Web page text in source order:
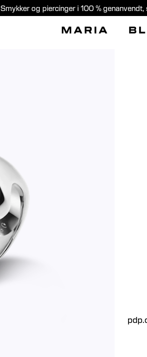
Smykker og piercinger i 100 %